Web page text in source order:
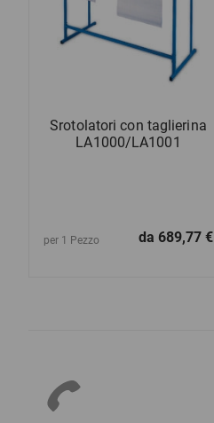
Srotolatori con taglierina
LA1000/LA1001
per 1 Pezzo da 689,77 €